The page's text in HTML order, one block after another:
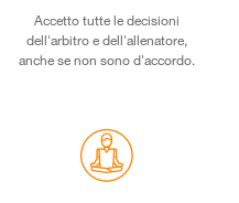
Accetto tutte le decisioni
dell'arbitro e dell'allenatore,
anche se non sono d'accordo.